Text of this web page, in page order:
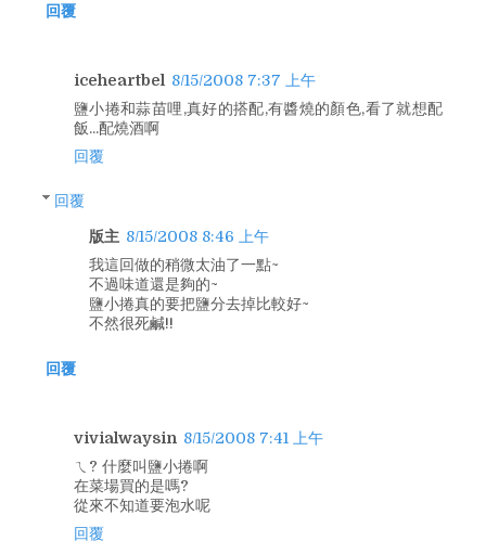
回覆
iceheartbel
8/15/2008 7:37 上午
鹽小捲和蒜苗哩,真好的搭配,有醬燒的顏色,看了就想配
飯...配燒酒啊
回覆
回覆
版主 8/15/2008 8:46 上午
我這回做的稍微太油了一點~
不過味道還是夠的~
鹽小捲真的要把鹽分去掉比較好~
不然很死鹹!!
回覆
vivialwaysin 8/15/2008 7:41 上午
ㄟ? 什麼叫鹽小捲啊
在菜場買的是嗎?
從來不知道要泡水呢
回覆